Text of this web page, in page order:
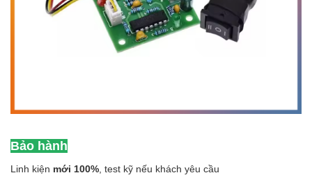
Bảo hành
Linh kiện mới 100% , test kỹ nếu khách yêu cầu